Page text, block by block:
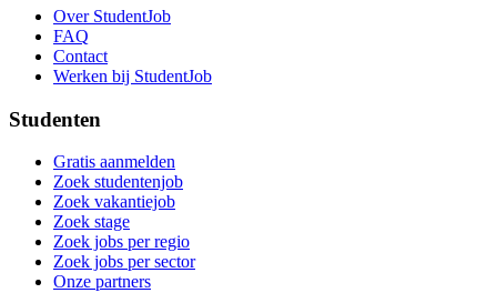
Over StudentJob
FAQ
Contact
Werken bij StudentJob
Studenten
Gratis aanmelden
Zoek studentenjob
Zoek vakantiejob
Zoek stage
Zoek jobs per regio
Zoek jobs per sector
Onze partners